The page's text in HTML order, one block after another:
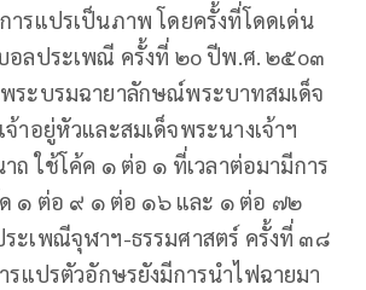
ารแปรเป็นภาพ โดยครั้งที่โดดเด่น
อลประเพณี ครั้งที่ ๒o ปีพ.ศ. ๒๕o๓
ระบรมฉายาลักษณ์พระบาทสมเด็จ
าอยู่หัวและสมเด็จพระนางเจ้าฯ
ถ ใช้โค้ค ๑ ต่อ ๑ ที่เวลาต่อมามีการ
๑ ต่อ ๙ ๑ ต่อ ๑๖ และ ๑ ต่อ ๗๒
ะเพณีจุฬาฯ-ธรรมศาสตร์ ครั้งที่ ๓๘
แปรตัวอักษรยังมีการนำไฟฉายมา